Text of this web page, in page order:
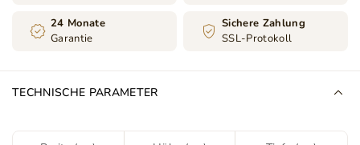
24 Monate
Garantie
Sichere Zahlung
SSL-Protokoll
TECHNISCHE PARAMETER